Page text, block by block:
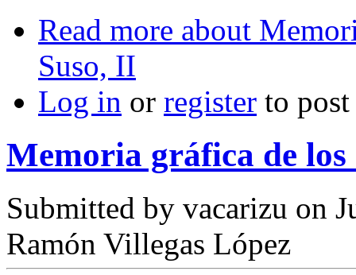
Read more about
Suso, II
Log in or register to
Memoria gráfica de
Submitted by vacarizu on
Ramón Villegas López